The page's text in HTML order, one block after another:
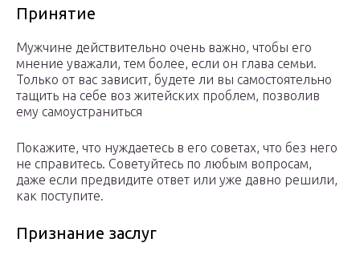
Принятие
Мужчине действительно очень важно, чтобы его
мнение уважали, тем более, если он глава семьи.
Только от вас зависит, будете ли вы самостоятельно
тащить на себе воз житейских проблем, позволив
ему самоустраниться
Покажите, что нуждаетесь в его советах, что без него
не справитесь. Советуйтесь по любым вопросам,
даже если предвидите ответ или уже давно решили,
как поступите.
Признание заслуг